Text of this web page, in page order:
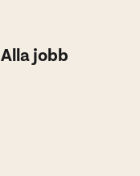
Alla jobb